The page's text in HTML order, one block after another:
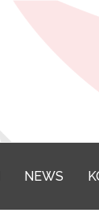
NEWS